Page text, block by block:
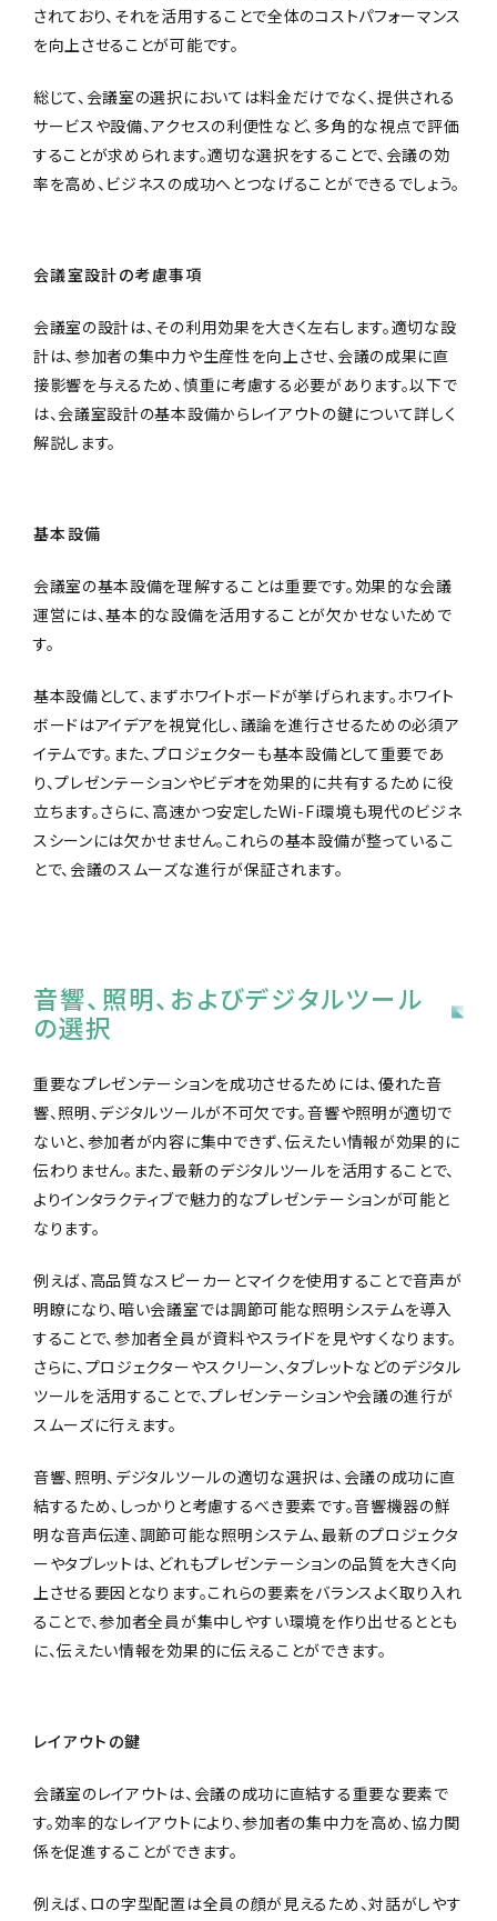
されており、それを活用することで全体のコストパフォーマンス
を向上させることが可能です。
総じて、会議室の選択においては料金だけでなく、提供される
サービスや設備、アクセスの利便性など、多角的な視点で評価
することが求められます。適切な選択をすることで、会議の効
率を高め、ビジネスの成功へとつなげることができるでしょう。
会議室設計の考慮事項
会議室の設計は、その利用効果を大きく左右します。適切な設
計は、参加者の集中力や生産性を向上させ、会議の成果に直
接影響を与えるため、慎重に考慮する必要があります。以下で
は、会議室設計の基本設備からレイアウトの鍵について詳しく
解説します。
基本設備
会議室の基本設備を理解することは重要です。効果的な会議
運営には、基本的な設備を活用することが欠かせないためで
す。
基本設備として、まずホワイトボードが挙げられます。ホワイト
ボードはアイデアを視覚化し、議論を進行させるための必須ア
イテムです。また、プロジェクターも基本設備として重要であ
り、プレゼンテーションやビデオを効果的に共有するために役
立ちます。さらに、高速かつ安定したWi-Fi環境も現代のビジネ
スシーンには欠かせません。これらの基本設備が整っているこ
とで、会議のスムーズな進行が保証されます。
音響、照明、およびデジタルツール
の選択
重要なプレゼンテーションを成功させるためには、優れた音
響、照明、デジタルツールが不可欠です。音響や照明が適切で
ないと、参加者が内容に集中できず、伝えたい情報が効果的に
伝わりません。また、最新のデジタルツールを活用することで、
よりインタラクティブで魅力的なプレゼンテーションが可能と
なります。
例えば、高品質なスピーカーとマイクを使用することで音声が
明瞭になり、暗い会議室では調節可能な照明システムを導入
することで、参加者全員が資料やスライドを見やすくなります。
さらに、プロジェクターやスクリーン、タブレットなどのデジタル
ツールを活用することで、プレゼンテーションや会議の進行が
スムーズに行えます。
音響、照明、デジタルツールの適切な選択は、会議の成功に直
結するため、しっかりと考慮するべき要素です。音響機器の鮮
明な音声伝達、調節可能な照明システム、最新のプロジェクタ
ーやタブレットは、どれもプレゼンテーションの品質を大きく向
上させる要因となります。これらの要素をバランスよく取り入れ
ることで、参加者全員が集中しやすい環境を作り出せるととも
に、伝えたい情報を効果的に伝えることができます。
レイアウトの鍵
会議室のレイアウトは、会議の成功に直結する重要な要素で
す。効率的なレイアウトにより、参加者の集中力を高め、協力関
係を促進することができます。
例えば、ロの字型配置は全員の顔が見えるため、対話がしやす